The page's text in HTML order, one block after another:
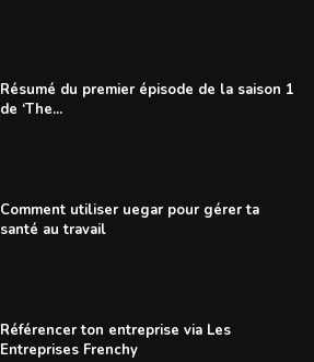
Résumé du premier épisode de la saison 1
de ‘The...
Comment utiliser uegar pour gérer ta
santé au travail
Référencer ton entreprise via Les
Entreprises Frenchy